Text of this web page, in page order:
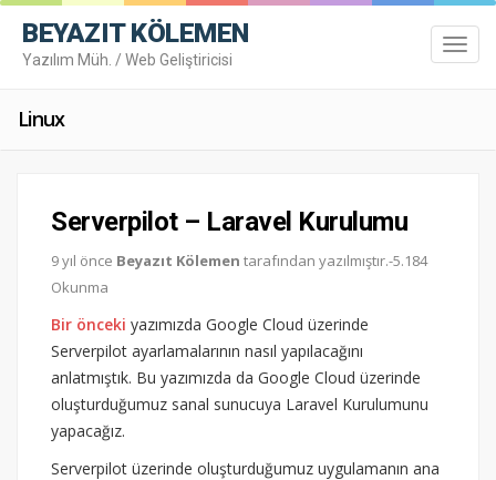
BEYAZIT KÖLEMEN
Yazılım Müh. / Web Geliştiricisi
Linux
Serverpilot – Laravel Kurulumu
9 yıl önce Beyazıt Kölemen tarafından yazılmıştır.-5.184
Okunma
Bir önceki yazımızda Google Cloud üzerinde
Serverpilot ayarlamalarının nasıl yapılacağını
anlatmıştık. Bu yazımızda da Google Cloud üzerinde
oluşturduğumuz sanal sunucuya Laravel Kurulumunu
yapacağız.
Serverpilot üzerinde oluşturduğumuz uygulamanın ana